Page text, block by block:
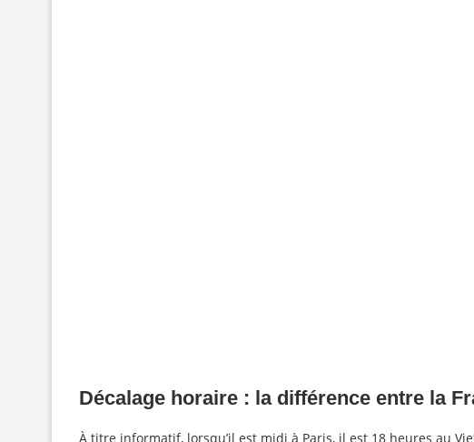
Décalage horaire : la différence entre la
À titre informatif, lorsqu’il est midi à Paris, il est 18 heures au